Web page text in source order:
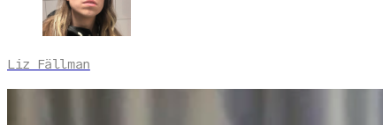
Liz Fällman